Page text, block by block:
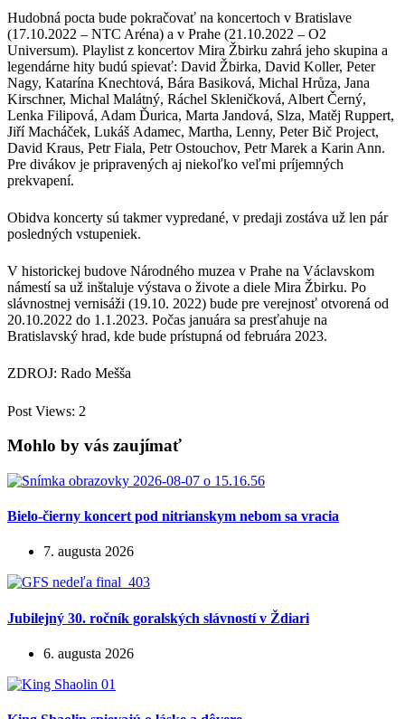
Hudobná pocta bude pokračovať na koncertoch v Bratislave
(17.10.2022 – NTC Aréna) a v Prahe (21.10.2022 – O2
Universum). Playlist z koncertov Mira Žbirku zahrá jeho skupina a
legendárne hity budú spievať: David Žbirka, David Koller, Peter
Nagy, Katarína Knechtová, Bára Basiková, Michal Hrůza, Jana
Kirschner, Michal Malátný, Ráchel Skleničková, Albert Černý,
Lenka Filipová, Adam Ďurica, Marta Jandová, Slza, Matěj Ruppert,
Jiří Macháček, Lukáš Adamec, Martha, Lenny, Peter Bič Project,
David Kraus, Petr Fiala, Petr Ostouchov, Petr Marek a Karin Ann.
Pre divákov je pripravených aj niekoľko veľmi príjemných
prekvapení.
Obidva koncerty sú takmer vypredané, v predaji zostáva už len pár
posledných vstupeniek.
V historickej budove Národného muzea v Prahe na Václavskom
námestí sa už inštaluje výstava o živote a diele Mira Žbirku. Po
slávnostnej vernisáži (19.10. 2022) bude pre verejnosť otvorená od
20.10.2022 do 1.1.2023. Počas januára sa presťahuje na
Bratislavský hrad, kde bude prístupná od februára 2023.
ZDROJ: Rado Mešša
Post Views: 2
Mohlo by vás zaujímať
Bielo-čierny koncert pod nitrianskym nebom sa vracia
7. augusta 2026
Jubilejný 30. ročník goralských slávností v Ždiari
6. augusta 2026